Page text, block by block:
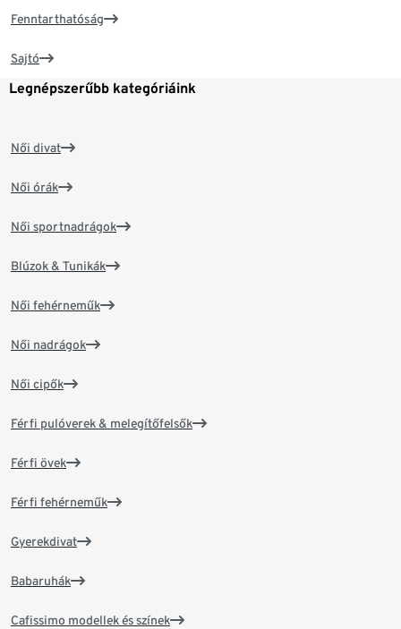
Fenntarthatóság
Sajtó
Legnépszerűbb kategóriáink
Női divat
Női órák
Női sportnadrágok
Blúzok & Tunikák
Női fehérneműk
Női nadrágok
Női cipők
Férfi pulóverek & melegítőfelsők
Férfi övek
Férfi fehérneműk
Gyerekdivat
Babaruhák
Cafissimo modellek és színek